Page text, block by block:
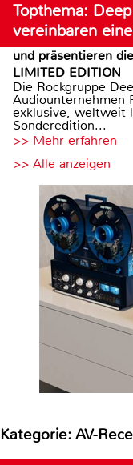
Topthema:
vereinbaren
und präsentieren
LIMITED EDITION
Die Rockgruppe
Audiounternehmen
exklusive, weltweit
Sonderedition...
>> Mehr erfahren
>> Alle anzeigen
Kategorie: AV-